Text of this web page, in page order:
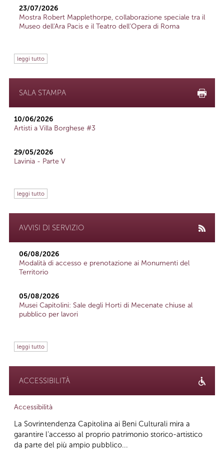
23/07/2026
Mostra Robert Mapplethorpe, collaborazione speciale tra il
Museo dell'Ara Pacis e il Teatro dell'Opera di Roma
leggi tutto
SALA STAMPA
10/06/2026
Artisti a Villa Borghese #3
29/05/2026
Lavinia - Parte V
leggi tutto
AVVISI DI SERVIZIO
06/08/2026
Modalità di accesso e prenotazione ai Monumenti del
Territorio
05/08/2026
Musei Capitolini: Sale degli Horti di Mecenate chiuse al
pubblico per lavori
leggi tutto
ACCESSIBILITÀ
Accessibilità
La Sovrintendenza Capitolina ai Beni Culturali mira a
garantire l’accesso al proprio patrimonio storico-artistico
da parte del più ampio pubblico...